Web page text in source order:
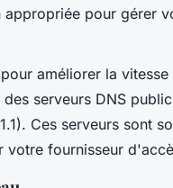
pour gérer
pour améliorer la
serveurs DNS
Ces serveurs sont
fournisseur